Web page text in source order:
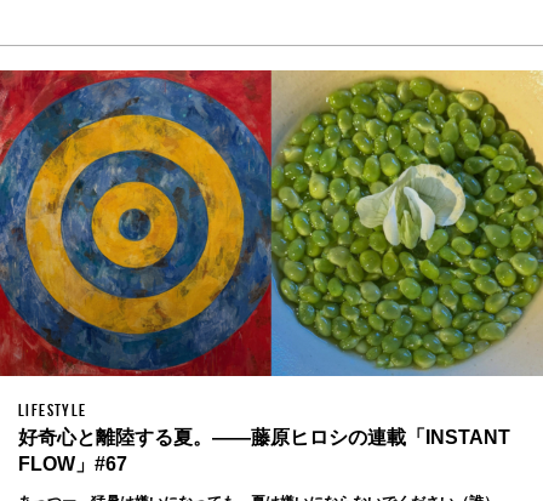
LIFESTYLE
好奇心と離陸する夏。——藤原ヒロシの連載「INSTANT
FLOW」#67